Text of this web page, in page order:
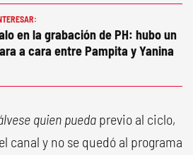
en la grabación de PH: hubo un
a cara entre Pampita y Yanina
quien pueda previo al ciclo,
canal y no se quedó al programa